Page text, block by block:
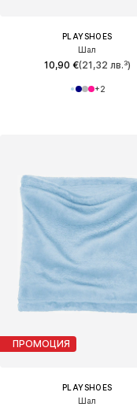
PLAYSHOES
Шал
10,90 €(21,32 лв.³)
+2
ПРОМОЦИЯ
PLAYSHOES
Шал